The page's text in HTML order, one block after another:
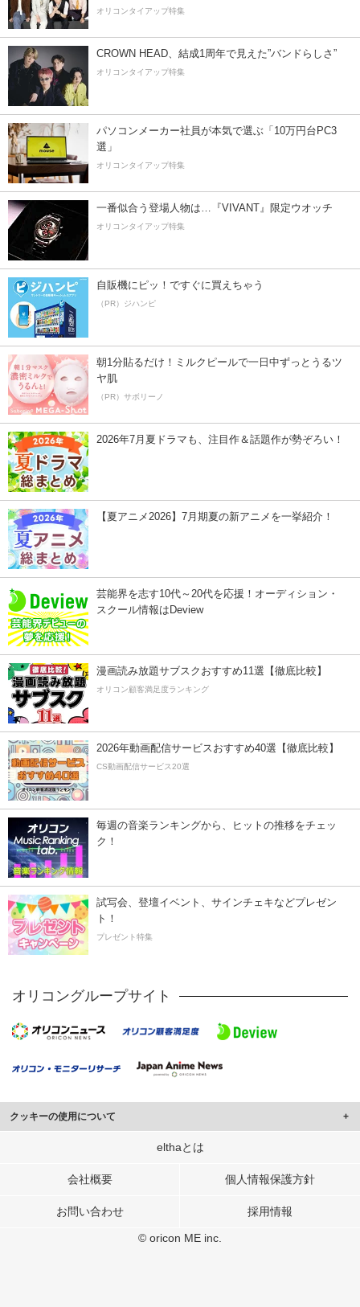
オリコンタイアップ特集
CROWN HEAD、結成1周年で見えた”バンドらしさ”
オリコンタイアップ特集
パソコンメーカー社員が本気で選ぶ「10万円台PC3
選」
オリコンタイアップ特集
一番似合う登場人物は…『VIVANT』限定ウオッチ
オリコンタイアップ特集
自販機にピッ！ですぐに買えちゃう
（PR）ジハンピ
朝1分貼るだけ！ミルクピールで一日中ずっとうるツ
ヤ肌
（PR）サボリーノ
2026年7月夏ドラマも、注目作＆話題作が勢ぞろい！
【夏アニメ2026】7月期夏の新アニメを一挙紹介！
芸能界を志す10代～20代を応援！オーディション・
スクール情報はDeview
漫画読み放題サブスクおすすめ11選【徹底比較】
オリコン顧客満足度ランキング
2026年動画配信サービスおすすめ40選【徹底比較】
CS動画配信サービス20選
毎週の音楽ランキングから、ヒットの推移をチェッ
ク！
試写会、登壇イベント、サインチェキなどプレゼン
ト！
プレゼント特集
オリコングループサイト
クッキーの使用について
このサイトでは Cookie を使用して、ユーザーに合わせたコンテンツや広告の
行っています。
メディアや広告配信、データ解析の各パートナーに提供しています。
elthaとは
会社概要 個人情報保護方針
お問い合わせ 採用情報
© oricon ME inc.